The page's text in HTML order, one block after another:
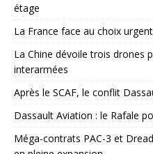
étage
La France face au choix
La Chine dévoile trois drones
interarmées
Après le SCAF, le conflit
Dassault Aviation : le Rafale
Méga-contrats PAC-3 et